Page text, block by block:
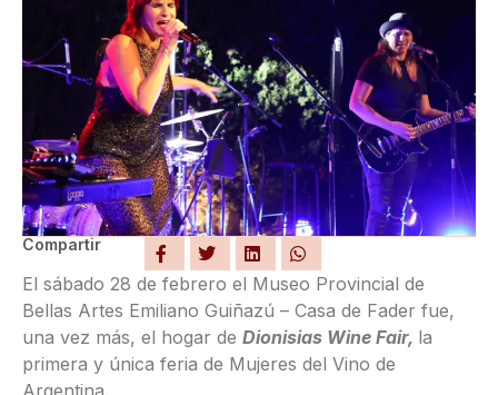
Compartir
El sábado 28 de febrero el Museo Provincial de
Bellas Artes Emiliano Guiñazú – Casa de Fader fue,
una vez más, el hogar de Dionisias Wine Fair, la
primera y única feria de Mujeres del Vino de
Argentina.